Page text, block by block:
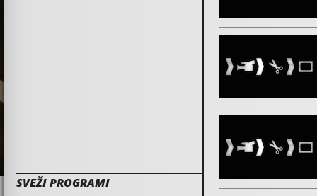
SVEŽI PROGRAMI